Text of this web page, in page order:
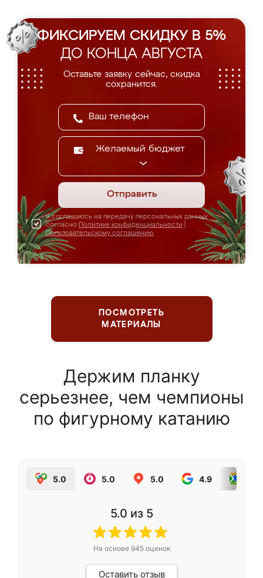
ФИКСИРУЕМ СКИДКУ В 5%
ДО КОНЦА АВГУСТА
Оставьте заявку сейчас, скидка
сохранится.
Желаемый бюджет
Отправить
Я соглашаюсь на передачу персональных данных
согласно Политике конфиденциальности
Пользовательскому соглашению
ПОСМОТРЕТЬ
МАТЕРИАЛЫ
Держим планку
серьезнее, чем чемпионы
по фигурному катанию
5.0 5.0 5.0 4.9
5.0 из 5
На основе 945оценок
Оставить отзыв